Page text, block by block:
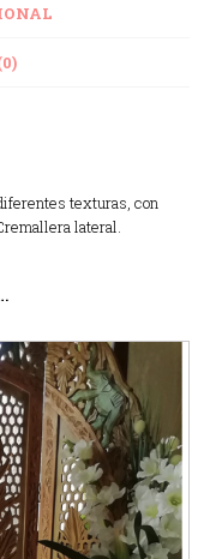
texturas, con
lateral.